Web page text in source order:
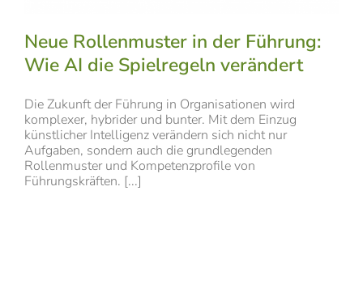
Neue Rollenmuster in der Führung:
Wie AI die Spielregeln verändert
Die Zukunft der Führung in Organisationen wird
komplexer, hybrider und bunter. Mit dem Einzug
künstlicher Intelligenz verändern sich nicht nur
Aufgaben, sondern auch die grundlegenden
Rollenmuster und Kompetenzprofile von
Führungskräften. [...]